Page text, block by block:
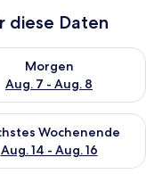
diese Daten
Aug. 6 - Aug. 7.
Morgen
Aug. 7 - Aug. 8
die Verfügbarkeit
Aug. 7
Wochenende
Aug. 14 - Aug. 16
die Verfügbarkeit